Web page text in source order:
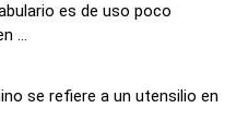
es de uso poco
...
se refiere a un utensilio en